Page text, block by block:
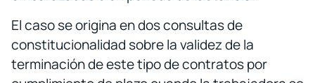
El caso se origina en dos consultas de
constitucionalidad sobre la validez de la
terminación de este tipo de contratos por